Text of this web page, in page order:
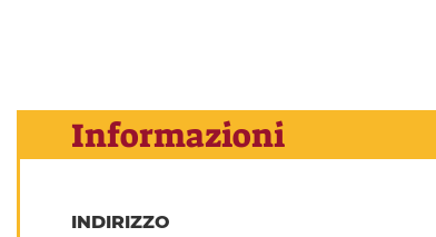
Informazioni
INDIRIZZO